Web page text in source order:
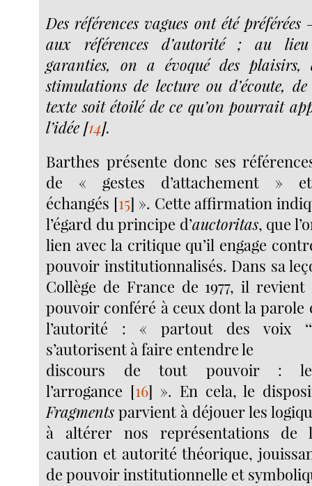
Des références vagues ont été
aux références d’autorité ; au lieu
garanties, on a évoqué des plaisirs,
stimulations de lecture ou d’écoute,
texte soit étoilé de ce qu’on pourrait
l’idée [14].
Barthes présente donc ses
de « gestes d’attachement »
échangés [15] ». Cette affirmation
l’égard du principe d’auctoritas, que
lien avec la critique qu’il engage
pouvoir institutionnalisés. Dans sa
Collège de France de 1977, il
pouvoir conféré à ceux dont la parole
l’autorité : « partout des voix
s’autorisent à faire entendre le
discours de tout pouvoir :
l’arrogance [16] ». En cela, le
Fragments parvient à déjouer les
à altérer nos représentations de
caution et autorité théorique,
de pouvoir institutionnelle et